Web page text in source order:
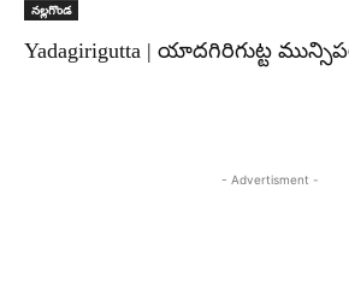
నల్లగొండ
Yadagirigutta | యాదగిరిగుట్ట
- Advertisment -